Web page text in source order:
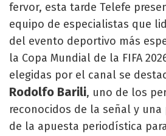
fervor, esta tarde Telefe
equipo de especialistas que
del evento deportivo más
la Copa Mundial de la FIFA
elegidas por el canal se
Rodolfo Barili, uno de los
reconocidos de la señal y una
de la apuesta periodística